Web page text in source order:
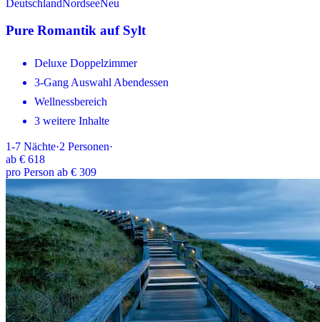
DeutschlandNordseeNeu
Pure Romantik auf Sylt
Deluxe Doppelzimmer
3-Gang Auswahl Abendessen
Wellnessbereich
3 weitere Inhalte
1-7 Nächte·2 Personen·
ab € 618
pro Person ab € 309